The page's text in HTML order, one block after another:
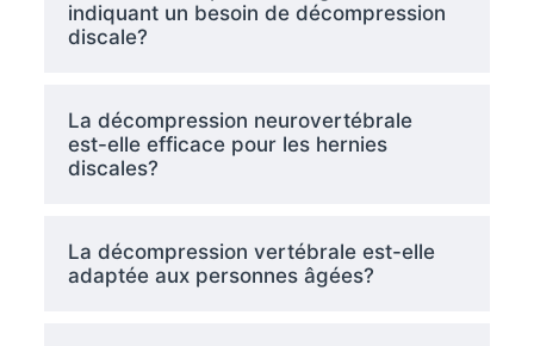
indiquant un besoin de décompression
discale?
La décompression neurovertébrale
est-elle efficace pour les hernies
discales?
La décompression vertébrale est-elle
adaptée aux personnes âgées?